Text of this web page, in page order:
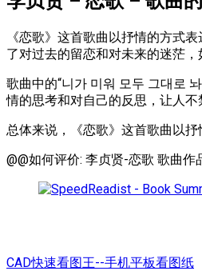
《恋歌》这首歌曲以抒情的方式
了对过去的留恋和对未来的迷茫，
歌曲中的“니가 미워 모두 그대로
情的思考和对自己的反思，让人不
总体来说，《恋歌》这首歌曲以
@@如何评价: 李贞贤-恋歌 歌曲作
CAD快速看图王--手机平板看图纸